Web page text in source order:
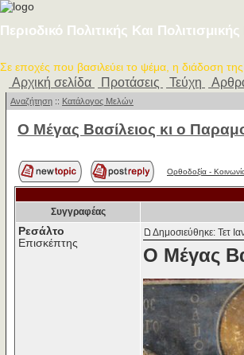
Περιοδικό Πολιτικής Και
Σε εποχές που βασιλεύει το ψέμα, η διάδοση
Αρχική σελίδα Προτάσεις Τεύχη
Αναζήτηση :: Κατάλογος Μελών
Ο Mέγας Bασίλειος κι ο
Ορθοδοξία -
Συγγραφέας
Ρεσάλτο
Επισκέπτης
Δημοσιεύθηκε: Τετ
Ο Mέγας